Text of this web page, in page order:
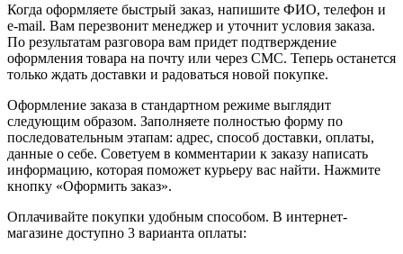
Когда оформляете быстрый заказ, напишите ФИО, телефон и
e-mail. Вам перезвонит менеджер и уточнит условия заказа.
По результатам разговора вам придет подтверждение
оформления товара на почту или через СМС. Теперь останется
только ждать доставки и радоваться новой покупке.
Оформление заказа в стандартном режиме выглядит
следующим образом. Заполняете полностью форму по
последовательным этапам: адрес, способ доставки, оплаты,
данные о себе. Советуем в комментарии к заказу написать
информацию, которая поможет курьеру вас найти. Нажмите
кнопку «Оформить заказ».
Оплачивайте покупки удобным способом. В интернет-
магазине доступно 3 варианта оплаты: